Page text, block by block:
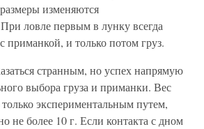
изменяются
ловле первым в лунку всегда
приманкой, и только потом груз.
странным, но успех напрямую
выбора груза и приманки. Вес
только экспериментальным путем,
не более 10 г. Если контакта с дном